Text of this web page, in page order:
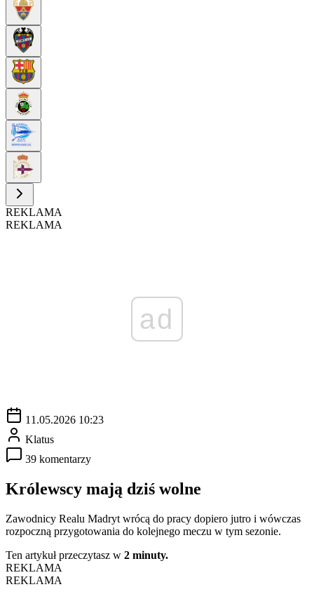
REKLAMA
REKLAMA
ad
11.05.2026 10:23
Klatus
39 komentarzy
Królewscy mają dziś wolne
Zawodnicy Realu Madryt wrócą do pracy dopiero jutro i wówczas
rozpoczną przygotowania do kolejnego meczu w tym sezonie.
Ten artykuł przeczytasz w 2 minuty.
REKLAMA
REKLAMA